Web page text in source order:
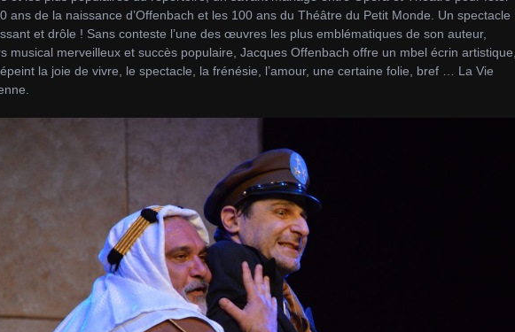
ans de la naissance d’Offenbach et les 100 ans du Théâtre du Petit Monde. Un spectacle
et drôle ! Sans conteste l’une des œuvres les plus emblématiques de son auteur,
musical merveilleux et succès populaire, Jacques Offenbach offre un mbel écrin artistique,
la joie de vivre, le spectacle, la frénésie, l’amour, une certaine folie, bref … La Vie